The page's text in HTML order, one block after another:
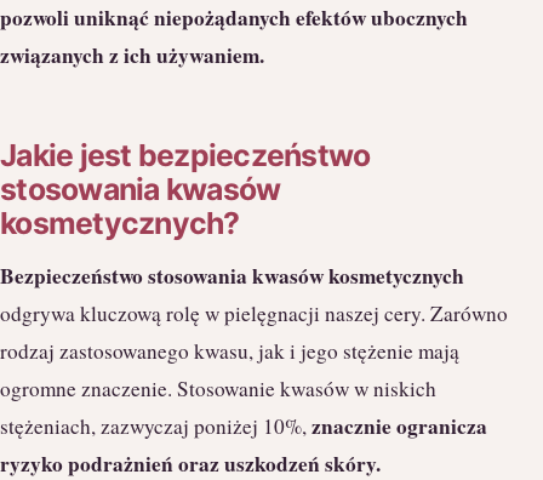
pozwoli uniknąć niepożądanych efektów ubocznych
związanych z ich używaniem.
Jakie jest bezpieczeństwo
stosowania kwasów
kosmetycznych?
Bezpieczeństwo stosowania kwasów kosmetycznych
odgrywa kluczową rolę w pielęgnacji naszej cery. Zarówno
rodzaj zastosowanego kwasu, jak i jego stężenie mają
ogromne znaczenie. Stosowanie kwasów w niskich
stężeniach, zazwyczaj poniżej 10%,znacznie ogranicza
ryzyko podrażnień oraz uszkodzeń skóry.